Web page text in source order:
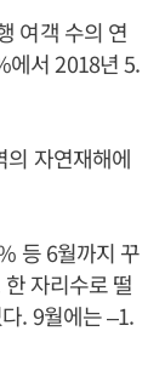
여객 수의 연
에서 2018년 5.
의 자연재해에
등 6월까지 꾸
자리수로 떨
. 9월에는 –1.